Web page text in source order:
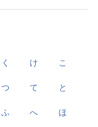
く け こ
つ て と
ふ へ ほ